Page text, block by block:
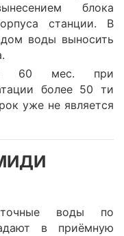
блока
станции. В
воды выносить
60 мес. при
более 50 ти
уже не является
воды по
в приёмную